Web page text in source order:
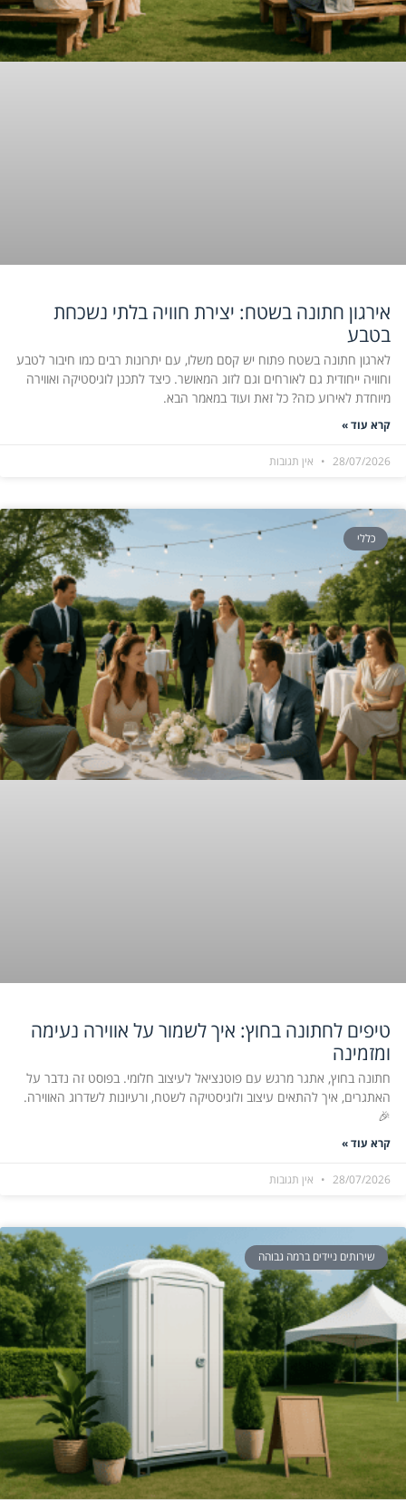
אירגון חתונה בשטח: יצירת חוויה בלתי נשכחת
בטבע
לארגון חתונה בשטח פתוח יש קסם משלו, עם יתרונות רבים כמו חיבור לטבע
וחוויה ייחודית גם לאורחים וגם לזוג המאושר. כיצד לתכנן לוגיסטיקה ואווירה
מיוחדת לאירוע כזה? כל זאת ועוד במאמר הבא.
קרא עוד »
28/07/2026 אין תגובות
כללי
טיפים לחתונה בחוץ: איך לשמור על אווירה נעימה
ומזמינה
חתונה בחוץ, אתגר מרגש עם פוטנציאל לעיצוב חלומי. בפוסט זה נדבר על
האתגרים, איך להתאים עיצוב ולוגיסטיקה לשטח, ורעיונות לשדרוג האווירה.
🎉
קרא עוד »
28/07/2026 אין תגובות
שירותים ניידים ברמה גבוהה